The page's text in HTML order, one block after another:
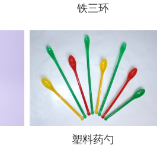
铁三环
塑料药勺